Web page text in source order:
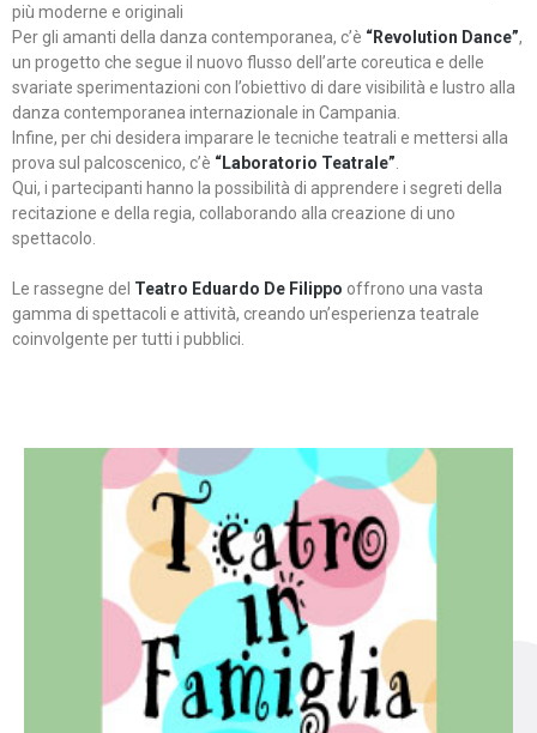
più moderne e originali
Per gli amanti della danza contemporanea, c’è “Revolution Dance”,
un progetto che segue il nuovo flusso dell’arte coreutica e delle
svariate sperimentazioni con l’obiettivo di dare visibilità e lustro alla
danza contemporanea internazionale in Campania.
Infine, per chi desidera imparare le tecniche teatrali e mettersi alla
prova sul palcoscenico, c’è “Laboratorio Teatrale”
Qui, i partecipanti hanno la possibilità di apprendere i segreti della
recitazione e della regia, collaborando alla creazione di uno
spettacolo.
Le rassegne del Teatro Eduardo De Filippo offrono una vasta
gamma di spettacoli e attività, creando un’esperienza teatrale
coinvolgente per tutti i pubblici.
Teatro in famiglia
Teatro In Famiglia è una rassegna di teatro concepita
per far condividere e godere del teatro all’intera
famiglia.
Continua